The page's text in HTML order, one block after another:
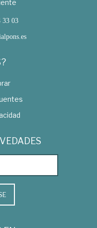
33 03